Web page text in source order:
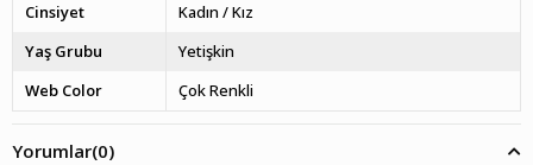
Cinsiyet
Kadın / Kız
Yaş Grubu
Yetişkin
Web Color
Çok Renkli
Yorumlar(0)